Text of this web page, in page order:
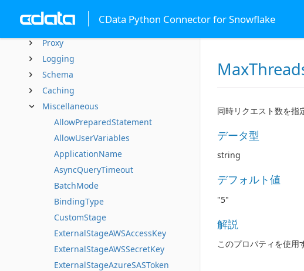
CData Python Connector for Snowflake
SSL
Firewall
Proxy
Logging
Schema
Caching
Miscellaneous
AllowPreparedStatement
AllowUserVariables
ApplicationName
AsyncQueryTimeout
BatchMode
BindingType
CustomStage
ExternalStageAWSAccessKey
ExternalStageAWSSecretKey
ExternalStageAzureSASToken
同時リクエスト数を指
データ型
string
デフォルト値
"5"
解説
このプロパティを使用